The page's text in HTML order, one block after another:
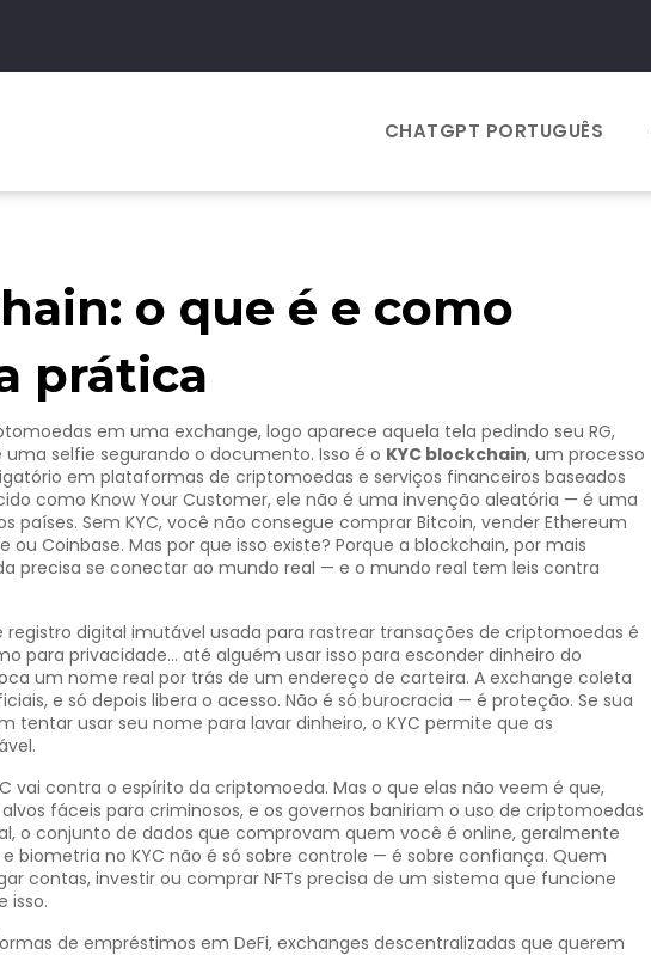
CHATGPT PORTUGUÊS
o que é e como
prática
em uma exchange, logo aparece aquela tela pedindo seu RG,
selfie segurando o documento. Isso é o KYC blockchain, um processo
em plataformas de criptomoedas e serviços financeiros baseados
como Know Your Customer, ele não é uma invenção aleatória — é uma
países. Sem KYC, você não consegue comprar Bitcoin, vender Ethereum
Coinbase. Mas por que isso existe? Porque a blockchain, por mais
precisa se conectar ao mundo real — e o mundo real tem leis contra
digital imutável usada para rastrear transações de criptomoedas é
para privacidade... até alguém usar isso para esconder dinheiro do
um nome real por trás de um endereço de carteira. A exchange coleta
e só depois libera o acesso. Não é só burocracia — é proteção. Se sua
tentar usar seu nome para lavar dinheiro, o KYC permite que as
vai contra o espírito da criptomoeda. Mas o que elas não veem é que,
fáceis para criminosos, e os governos baniriam o uso de criptomoedas
, o conjunto de dados que comprovam quem você é online, geralmente
biometria no KYC não é só sobre controle — é sobre confiança. Quem
contas, investir ou comprar NFTs precisa de um sistema que funcione
isso.
de empréstimos em DeFi, exchanges descentralizadas que querem